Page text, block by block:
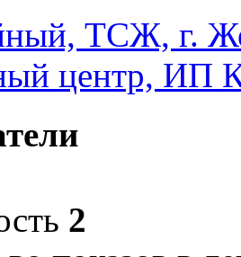
ТСЖ, г.
центр, ИП
2